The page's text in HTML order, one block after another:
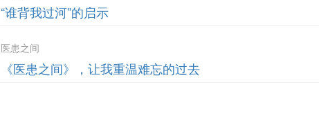
“谁背我过河”的启示
医患之间
《医患之间》，让我重温难忘的过去